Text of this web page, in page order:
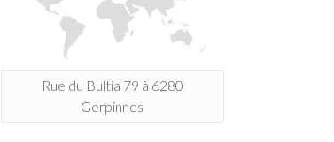
Rue du Bultia 79 à 6280
Gerpinnes